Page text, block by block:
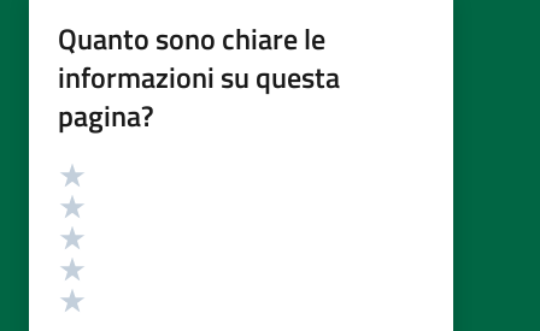
Quanto sono chiare le
informazioni su questa
pagina?
Valutazione